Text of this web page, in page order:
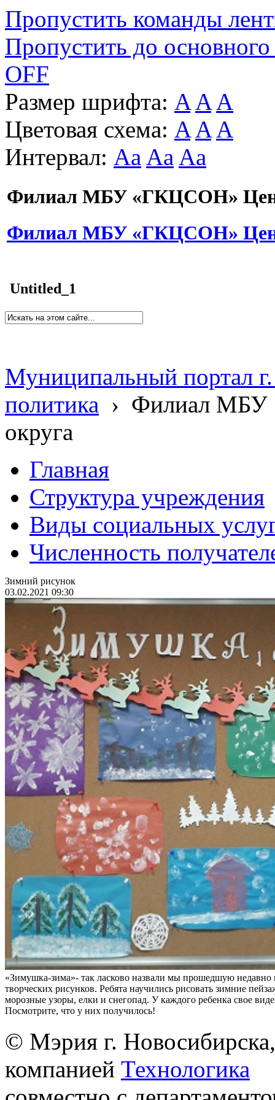
Пропустить команды
Пропустить до основного
OFF
Размер шрифта: A A A
Цветовая схема: A A A
Интервал: Aa Aa Aa
Филиал МБУ «ГКЦСОН»
Филиал МБУ «ГКЦСОН»
Untitled_1
Муниципальный портал
политика › Филиал МБУ
округа
Главная
Структура учреждения
Виды социальных
Численность
Зимний рисунок
03.02.2021 09:30
«Зимушка-зима»- так ласково назвали мы прошедшую недавно
творческих рисунков. Ребята научились рисовать зимние
морозные узоры, елки и снегопад. У каждого ребенка свое
Посмотрите, что у них получилось!
© Мэрия г.
компанией Технологика